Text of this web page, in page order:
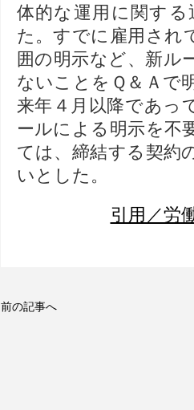
体的な運用に関す
た。すでに雇用され
囲の明示など、新ル
ないことをＱ＆Ａで
来年４月以降であっ
ールによる明示を不
ては、締結する契約
いとした。
引用／労
前の記事へ